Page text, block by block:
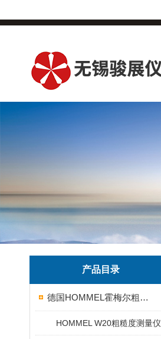
产品目录
德国HOMMEL霍梅尔粗糙度仪
HOMMEL W20粗糙度测量仪